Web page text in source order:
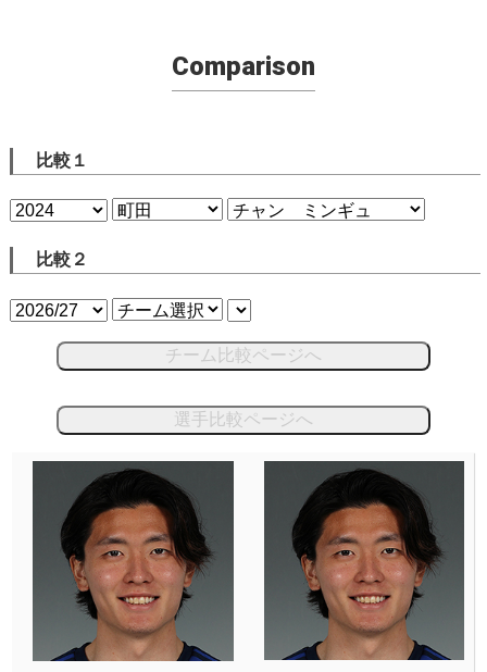
Comparison
比較１
比較２
チーム比較ページへ
選手比較ページへ